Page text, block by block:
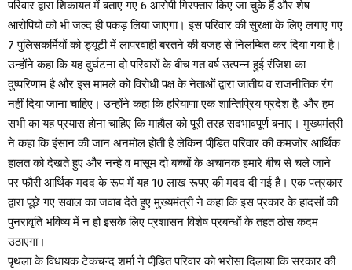
परिवार द्वारा शिकायत में बताए गए 6 आरोपी गिरफ्तार किए जा चुके हैं और शेष
आरोपियों को भी जल्द ही पकड़ लिया जाएगा। इस परिवार की सुरक्षा के लिए लगाए गए
7 पुलिसकर्मियों को ड्यूटी में लापरवाही बरतने की वजह से निलम्बित कर दिया गया है।
उन्होंने कहा कि यह दुर्घटना दो परिवारों के बीच गत वर्ष उत्पन्न हुई रंजिश का
दुष्परिणाम है और इस मामले को विरोधी पक्ष के नेताओं द्वारा जातीय व राजनीतिक रंग
नहीं दिया जाना चाहिए। उन्होंने कहा कि हरियाणा एक शान्तिप्रिय प्रदेश है, और हम
सभी का यह प्रयास होना चाहिए कि माहौल को पूरी तरह सदभावपूर्ण बनाए। मुख्यमंत्री
ने कहा कि इंसान की जान अनमोल होती है लेकिन पीडि़त परिवार की कमजोर आर्थिक
हालत को देखते हुए और नन्हे व मासूम दो बच्चों के अचानक हमारे बीच से चले जाने
पर फौरी आर्थिक मदद के रूप में यह 10 लाख रूपए की मदद दी गई है। एक पत्रकार
द्वारा पूछे गए सवाल का जवाब देते हुए मुख्यमंत्री ने कहा कि इस प्रकार के हादसों की
पुनरावृति भविष्य में न हो इसके लिए प्रशासन विशेष प्रबन्धों के तहत ठोस कदम
उठाएगा।
पृथला के विधायक टेकचन्द शर्मा ने पीडि़त परिवार को भरोसा दिलाया कि सरकार की